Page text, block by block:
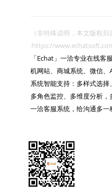
（非特殊说明，本文版权
:https://
「Echat」一洽专业在线客
机网站、商城系统、微信、
系统智能支持：多样式选择
多角色监控、多维度分析，
一洽客服系统，给沟通多一